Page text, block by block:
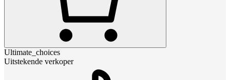
Ultimate_choices
Uitstekende verkoper